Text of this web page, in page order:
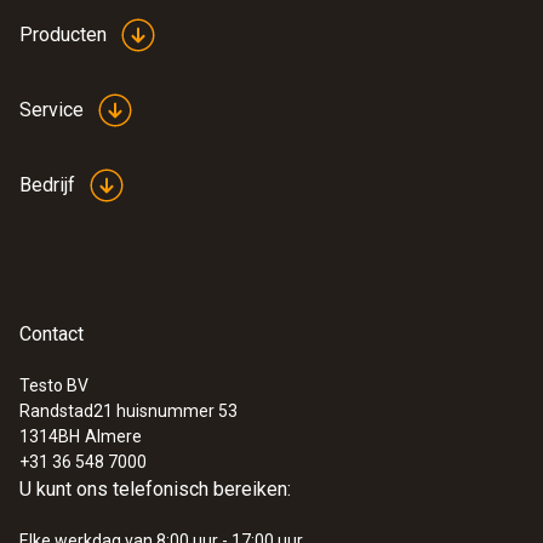
Producten
Service
Bedrijf
Contact
Testo BV
Randstad21 huisnummer 53
1314BH Almere
+31 36 548 7000
U kunt ons telefonisch bereiken: